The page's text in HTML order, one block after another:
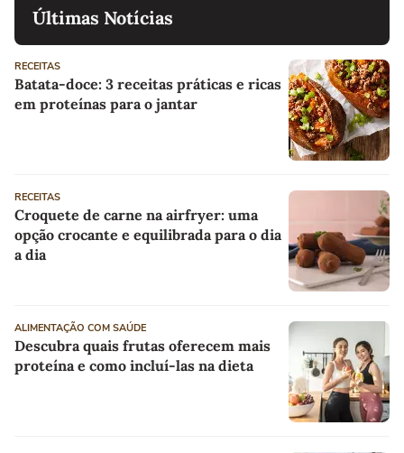
Últimas Notícias
RECEITAS
Batata-doce: 3 receitas práticas e ricas
em proteínas para o jantar
RECEITAS
Croquete de carne na airfryer: uma
opção crocante e equilibrada para o dia
a dia
ALIMENTAÇÃO COM SAÚDE
Descubra quais frutas oferecem mais
proteína e como incluí-las na dieta